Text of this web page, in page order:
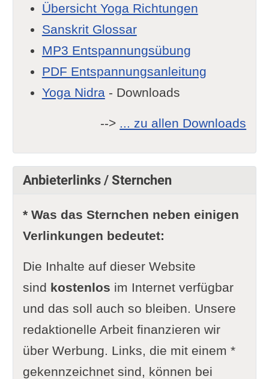
Übersicht Yoga Richtungen
Sanskrit Glossar
MP3 Entspannungsübung
PDF Entspannungsanleitung
Yoga Nidra- Downloads
--> ... zu allen Downloads
Anbieterlinks / Sternchen
* Was das Sternchen neben einigen
Verlinkungen bedeutet:
Die Inhalte auf dieser Website
sind kostenlos im Internet verfügbar
und das soll auch so bleiben. Unsere
redaktionelle Arbeit finanzieren wir
über Werbung. Links, die mit einem *
gekennzeichnet sind, können bei